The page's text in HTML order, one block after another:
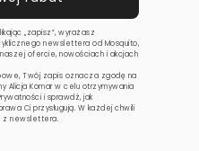
„zapisz”, wyrażasz
newslettera od Mosquito,
ofercie, nowościach i akcjach
Twój zapis oznacza zgodę na
Alicja Komar w celu otrzymywania
i sprawdź, jak
Ci przysługują. W każdej chwili
z newslettera.